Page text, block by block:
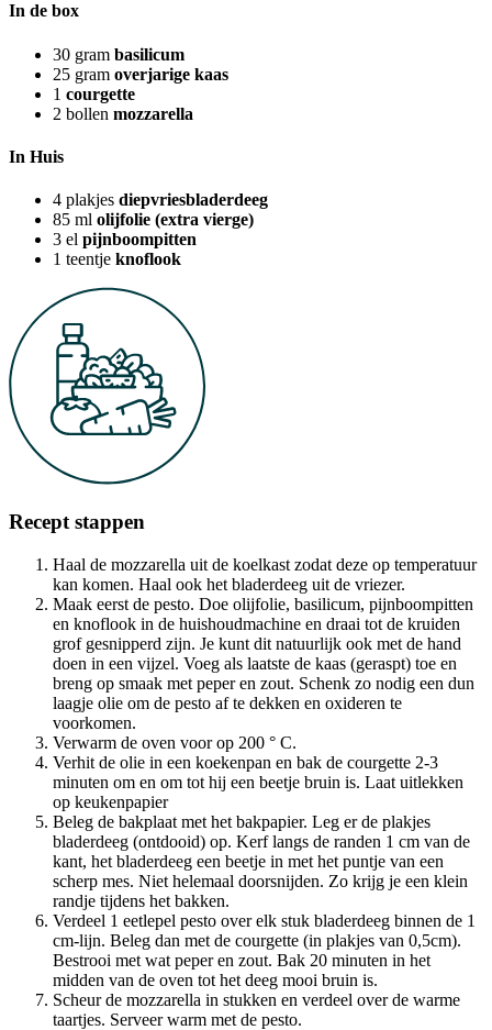
In de box
30 gram basilicum
25 gram overjarige kaas
1 courgette
2 bollen mozzarella
In Huis
4 plakjes diepvriesbladerdeeg
85 ml olijfolie (extra vierge)
3 el pijnboompitten
1 teentje knoflook
Recept stappen
Haal de mozzarella uit de koelkast zodat deze op temperatuur
kan komen. Haal ook het bladerdeeg uit de vriezer.
Maak eerst de pesto. Doe olijfolie, basilicum, pijnboompitten
en knoflook in de huishoudmachine en draai tot de kruiden
grof gesnipperd zijn. Je kunt dit natuurlijk ook met de hand
doen in een vijzel. Voeg als laatste de kaas (geraspt) toe en
breng op smaak met peper en zout. Schenk zo nodig een dun
laagje olie om de pesto af te dekken en oxideren te
voorkomen.
Verwarm de oven voor op 200 ° C.
Verhit de olie in een koekenpan en bak de courgette 2-3
minuten om en om tot hij een beetje bruin is. Laat uitlekken
op keukenpapier
Beleg de bakplaat met het bakpapier. Leg er de plakjes
bladerdeeg (ontdooid) op. Kerf langs de randen 1 cm van de
kant, het bladerdeeg een beetje in met het puntje van een
scherp mes. Niet helemaal doorsnijden. Zo krijg je een klein
randje tijdens het bakken.
Verdeel 1 eetlepel pesto over elk stuk bladerdeeg binnen de 1
cm-lijn. Beleg dan met de courgette (in plakjes van 0,5cm).
Bestrooi met wat peper en zout. Bak 20 minuten in het
midden van de oven tot het deeg mooi bruin is.
Scheur de mozzarella in stukken en verdeel over de warme
taartjes. Serveer warm met de pesto.